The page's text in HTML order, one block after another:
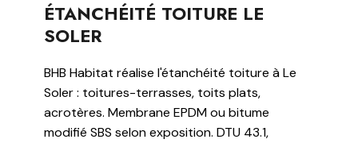
ÉTANCHÉITÉ TOITURE LE
SOLER
BHB Habitat réalise l'étanchéité toiture à Le
Soler : toitures-terrasses, toits plats,
acrotères. Membrane EPDM ou bitume
modifié SBS selon exposition. DTU 43.1,